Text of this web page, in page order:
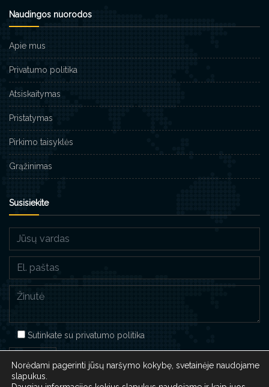
Naudingos nuorodos
Apie mus
Privatumo politika
Atsiskaitymas
Pristatymas
Pirkimo taisyklės
Grąžinimas
Susisiekite
Sutinkate su privatumo politika
Norėdami pagerinti jūsų naršymo kokybę, svetainėje naudojame
slapukus.